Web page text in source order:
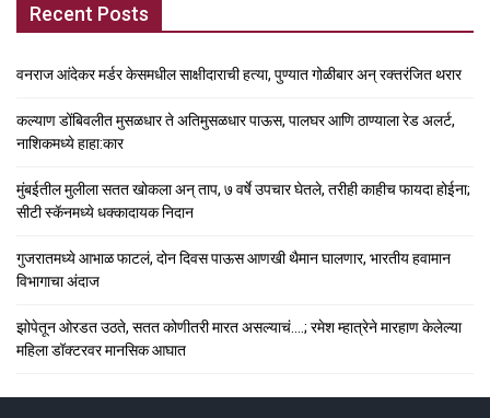
Recent Posts
वनराज आंदेकर मर्डर केसमधील साक्षीदाराची हत्या, पुण्यात गोळीबार अन् रक्तरंजित थरार
कल्याण डोंबिवलीत मुसळधार ते अतिमुसळधार पाऊस, पालघर आणि ठाण्याला रेड अलर्ट,
नाशिकमध्ये हाहा:कार
मुंबईतील मुलीला सतत खोकला अन् ताप, ७ वर्षे उपचार घेतले, तरीही काहीच फायदा होईना;
सीटी स्कॅनमध्ये धक्कादायक निदान
गुजरातमध्ये आभाळ फाटलं, दोन दिवस पाऊस आणखी थैमान घालणार, भारतीय हवामान
विभागाचा अंदाज
झोपेतून ओरडत उठते, सतत कोणीतरी मारत असल्याचं….; रमेश म्हात्रेने मारहाण केलेल्या
महिला डॉक्टरवर मानसिक आघात